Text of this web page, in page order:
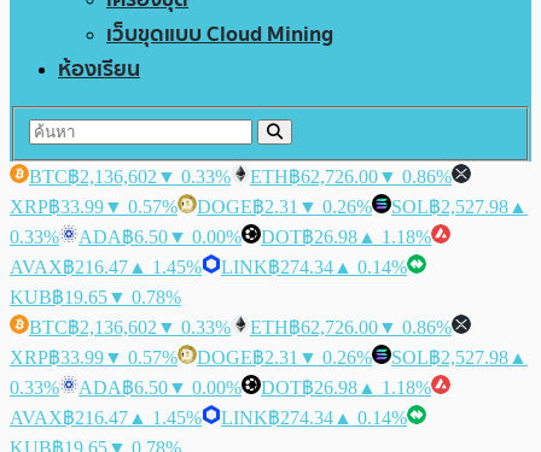
เว็บขุดแบบ Cloud Mining
ห้องเรียน
BTC฿2,136,602 ▼ 0.33% ETH฿62,726.00▼ 0.86%
XRP฿33.99▼ 0.57% DOGE฿2.31 ▼ 0.26% SOL฿2,527.98 ▲
0.33%
ADA฿6.50▼ 0.00% DOT฿26.98 ▲ 1.18%
AVAX฿216.47 ▲ 1.45% LINK฿274.34 ▲ 0.14%
KUB฿19.65▼ 0.78%
BTC฿2,136,602 ▼ 0.33% ETH฿62,726.00▼ 0.86%
XRP฿33.99▼ 0.57% DOGE฿2.31 ▼ 0.26% SOL฿2,527.98 ▲
0.33%
ADA฿6.50▼ 0.00% DOT฿26.98 ▲ 1.18%
AVAX฿216.47 ▲ 1.45% LINK฿274.34 ▲ 0.14%
KUB฿19.65▼ 0.78%